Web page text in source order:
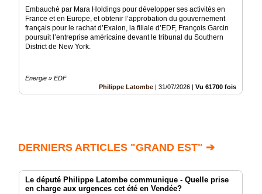
Embauché par Mara Holdings pour développer ses activités en
France et en Europe, et obtenir l’approbation du gouvernement
français pour le rachat d’Exaion, la filiale d’EDF, François Garcin
poursuit l’entreprise américaine devant le tribunal du Southern
District de New York.
Energie » EDF
Philippe Latombe | 31/07/2026 | Vu 61700 fois
DERNIERS ARTICLES "GRAND EST" ➔
Le député Philippe Latombe communique - Quelle prise
en charge aux urgences cet été en Vendée?